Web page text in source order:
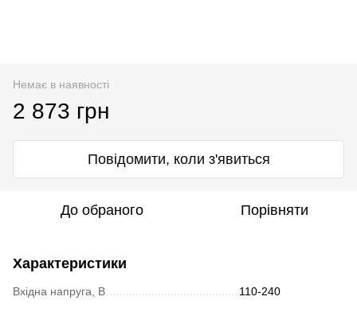
Немає в наявності
2 873 грн
Повідомити, коли з'явиться
До обраного Порівняти
Характеристики
Вхідна напруга, В 110-240